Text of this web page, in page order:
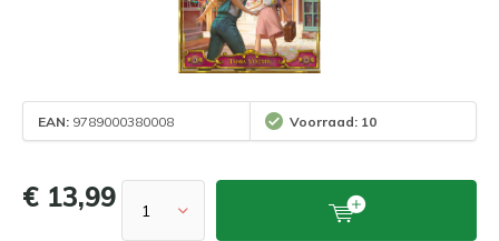
EAN: 9789000380008 Voorraad: 10
€ 13,99